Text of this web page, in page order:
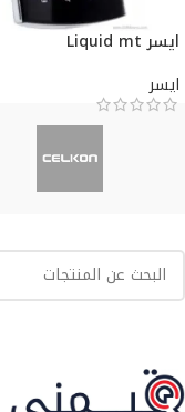
ايسر Liquid mt
ايسر